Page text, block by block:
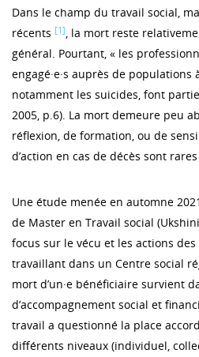
Dans le champ du travail social,
récents [1], la mort reste
général. Pourtant, « les
engagé·e·s auprès de populations
notamment les suicides, font
2005, p.6). La mort demeure peu
réflexion, de formation, ou de
d’action en cas de décès sont
Une étude menée en automne
de Master en Travail social
focus sur le vécu et les actions des
travaillant dans un Centre social
mort d’un·e bénéficiaire survient
d’accompagnement social et
travail a questionné la place
différents niveaux (individuel,